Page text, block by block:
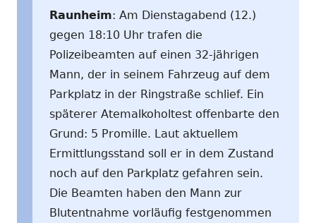
Raunheim: Am Dienstagabend (12.)
gegen 18:10 Uhr trafen die
Polizeibeamten auf einen 32-jährigen
Mann, der in seinem Fahrzeug auf dem
Parkplatz in der Ringstraße schlief. Ein
späterer Atemalkoholtest offenbarte den
Grund: 5 Promille. Laut aktuellem
Ermittlungsstand soll er in dem Zustand
noch auf den Parkplatz gefahren sein.
Die Beamten haben den Mann zur
Blutentnahme vorläufig festgenommen